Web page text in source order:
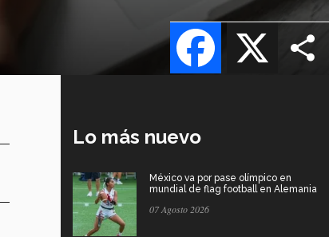
X
Facebook
Lo más nuevo
México va por pase olímpico en
mundial de flag football en Alemania
07 Agosto 2026